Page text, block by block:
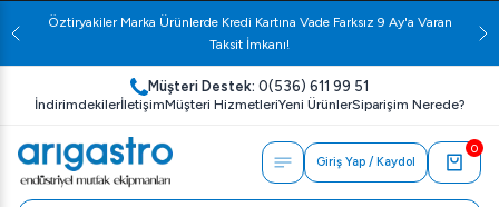
Öztiryakiler Marka Ürünlerde Kredi Kartına Vade Farksız 9 Ay'a Varan
Taksit İmkanı!
Müşteri Destek: 0(536) 611 99 51
İndirimdekilerİletişimMüşteri HizmetleriYeni ÜrünlerSiparişim Nerede?
Giriş Yap / Kaydol
0